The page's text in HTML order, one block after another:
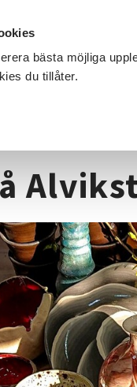
bästa möjliga
du tillåter.
SÖK KURSER OCH